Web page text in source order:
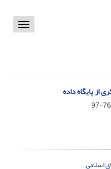
Toggle
از پایگاه داده
76-97